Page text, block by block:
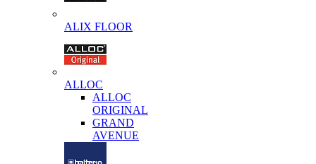
ALIX FLOOR
ALLOC
ALLOC
ORIGINAL
GRAND
AVENUE